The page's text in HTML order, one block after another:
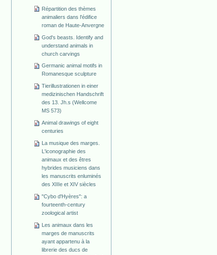
Répartition des thèmes
animaliers dans l'édifice
roman de Haute-Anvergne
God's beasts. Identify and
understand animals in
church carvings
Germanic animal motifs in
Romanesque sculpture
Tierillustrationen in einer
medizinischen Handschrift
des 13. Jh.s (Wellcome
MS 573)
Animal drawings of eight
centuries
La musique des marges.
L'iconographie des
animaux et des êtres
hybrides musiciens dans
les manuscrits enluminés
des XIIIe et XIV siècles
"Cybo d'Hyères": a
fourteenth-century
zoological artist
Les animaux dans les
marges de manuscrits
ayant appartenu à la
librerie des ducs de